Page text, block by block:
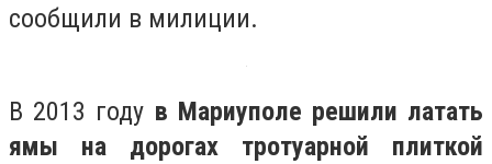
сообщили в милиции.
В 2013 году в Мариуполе решили латать
ямы на дорогах тротуарной плиткой